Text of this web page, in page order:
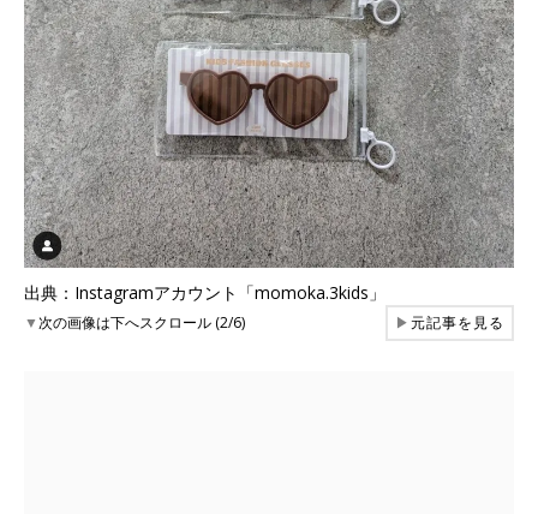
出典：Instagramアカウント「momoka.3kids」
▼次の画像は下へスクロール (2/6) ▶元記事を見る